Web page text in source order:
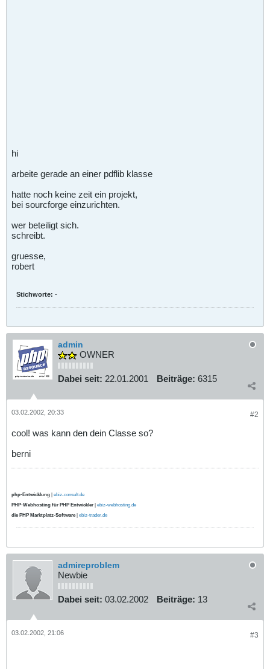
hi
arbeite gerade an einer pdflib klasse
hatte noch keine zeit ein projekt,
bei sourcforge einzurichten.
wer beteiligt sich.
schreibt.
gruesse,
robert
Stichworte: -
admin
OWNER
Dabei seit: 22.01.2001 Beiträge: 6315
#2
03.02.2002, 20:33
cool! was kann den dein Classe so?
berni
php-Entwicklung | ebiz-consult.de
PHP-Webhosting für PHP Entwickler | ebiz-webhosting.de
die PHP Marktplatz-Software | ebiz-trader.de
admireproblem
Newbie
Dabei seit: 03.02.2002 Beiträge: 13
#3
03.02.2002, 21:06